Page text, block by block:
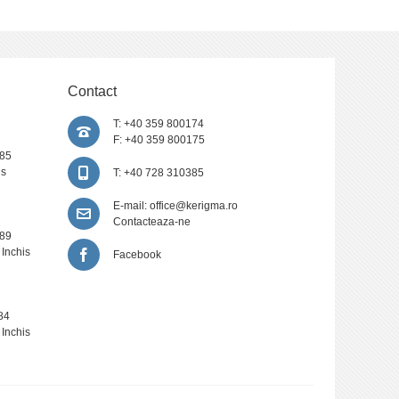
Inchis
Inchis
Contact
T: +40 359 800174
F: +40 359 800175
T: +40 728 310385
E-mail: office@kerigma.ro
Contacteaza-ne
Facebook